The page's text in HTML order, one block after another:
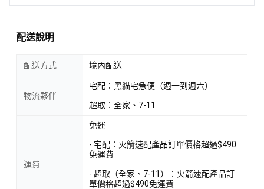
配送說明
配送方式 境內配送
物流夥伴
宅配：黑貓宅急便（週一到週六）
超取：全家、7-11
運費
免運
- 宅配：火箭速配產品訂單價格超過$490
免運費
- 超取（全家、7-11）：火箭速配產品訂
單價格超過$490免運費